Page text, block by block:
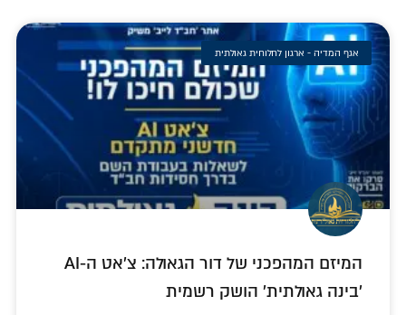
אגף המדיה - ארגון לחלוחית גאולתית
המיזם המהפכני של דור הגאולה: צ'אט ה‑AI
'בינה גאולתית' הושק רשמית